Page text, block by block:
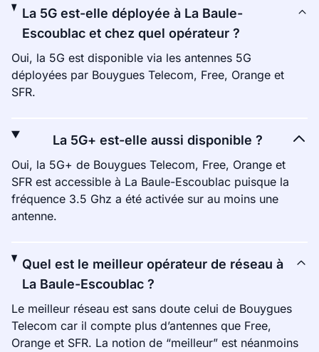
La 5G est-elle déployée à La Baule-
Escoublac et chez quel opérateur ?
Oui, la 5G est disponible via les antennes 5G
déployées par Bouygues Telecom, Free, Orange et
SFR.
La 5G+ est-elle aussi disponible ?
Oui, la 5G+ de Bouygues Telecom, Free, Orange et
SFR est accessible à La Baule-Escoublac puisque la
fréquence 3.5 Ghz a été activée sur au moins une
antenne.
Quel est le meilleur opérateur de réseau à
La Baule-Escoublac ?
Le meilleur réseau est sans doute celui de Bouygues
Telecom car il compte plus d’antennes que Free,
Orange et SFR. La notion de “meilleur” est néanmoins